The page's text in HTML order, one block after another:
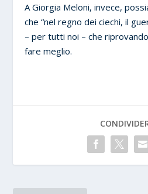
A Giorgia Meloni, invece,
che “nel regno dei ciechi, il
– per tutti noi – che
fare meglio.